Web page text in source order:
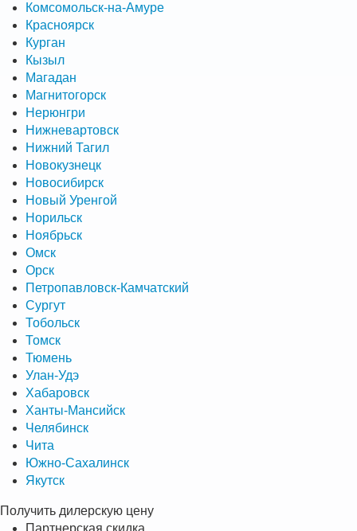
Комсомольск-на-Амуре
Красноярск
Курган
Кызыл
Магадан
Магнитогорск
Нерюнгри
Нижневартовск
Нижний Тагил
Новокузнецк
Новосибирск
Новый Уренгой
Норильск
Ноябрьск
Омск
Орск
Петропавловск-Камчатский
Сургут
Тобольск
Томск
Тюмень
Улан-Удэ
Хабаровск
Ханты-Мансийск
Челябинск
Чита
Южно-Сахалинск
Якутск
Получить дилерскую цену